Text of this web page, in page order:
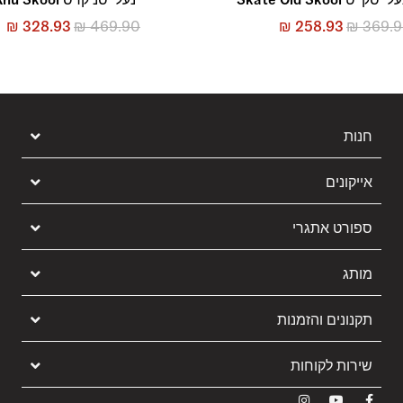
₪
₪ 258.93
₪469.90
₪ 328.93
חנות
אייקונים
ספורט אתגרי
מותג
תקנונים והזמנות
שירות לקוחות